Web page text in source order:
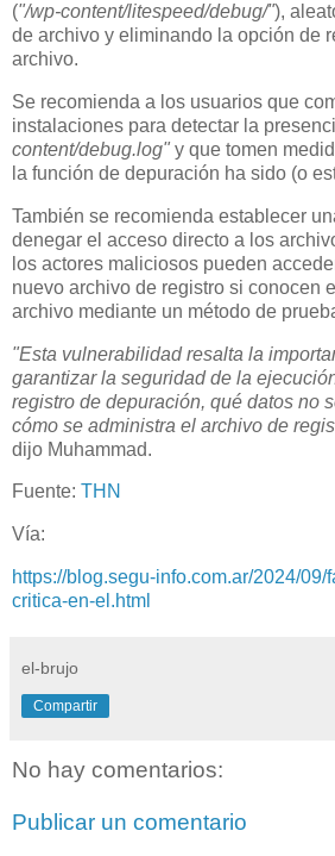
("/wp-content/litespeed/debug/"),
de archivo y eliminando la opción de
archivo.
Se recomienda a los usuarios que
instalaciones para detectar la
content/debug.log" y que tomen
la función de depuración ha sido (o
También se recomienda establecer
denegar el acceso directo a los
los actores maliciosos pueden
nuevo archivo de registro si conocen
archivo mediante un método de
"Esta vulnerabilidad resalta la
garantizar la seguridad de la
registro de depuración, qué datos no
cómo se administra el archivo de
dijo Muhammad.
Fuente: THN
Vía:
https://blog.segu-info.com.ar/2024/
critica-en-el.html
el-brujo
Compartir
No hay comentarios:
Publicar un comentario